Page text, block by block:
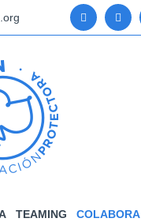
TEAMING COLABORA